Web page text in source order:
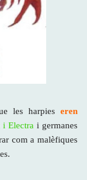
les harpies eren
i Electra i germanes
com a malèfiques